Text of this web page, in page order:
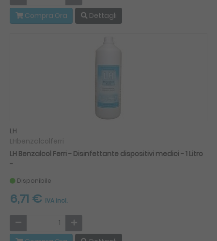
Compra Ora Dettagli
LH
LHbenzalcolferri
LH Benzalcol Ferri - Disinfettante dispositivi medici - 1 Litro
-
Disponibile
6,71 € IVA incl.